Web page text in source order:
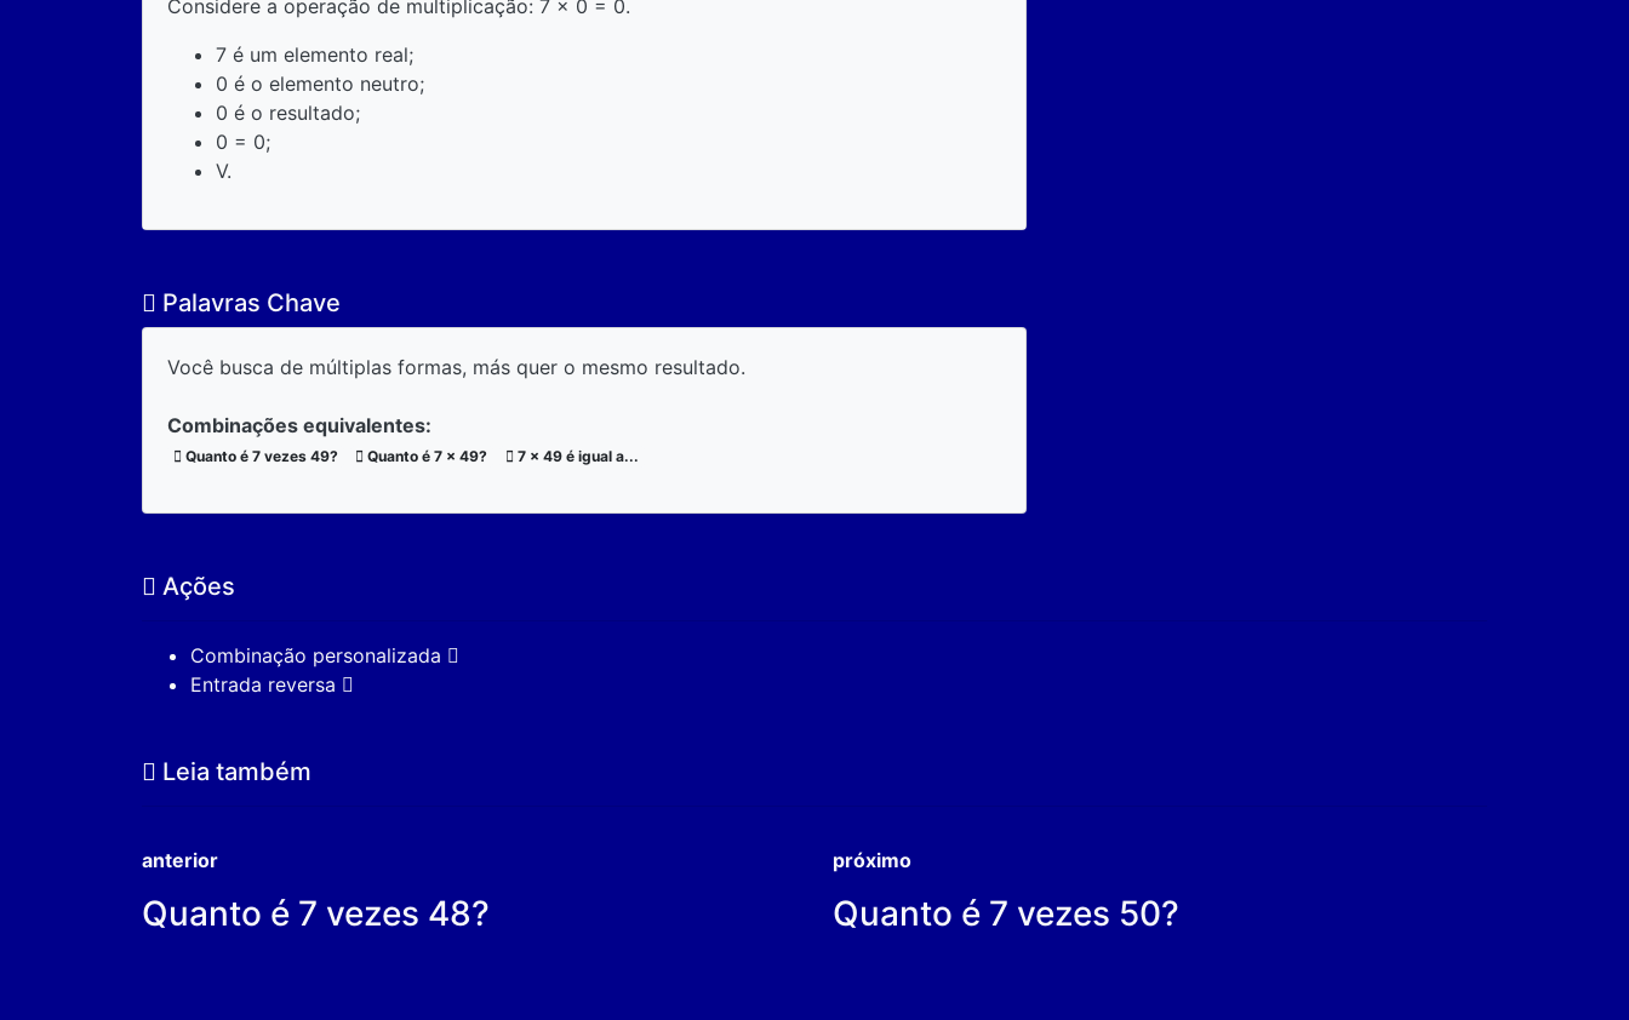
Considere a operação de multiplicação: 7 x 0 = 0.
7 é um elemento real;
0 é o elemento neutro;
0 é o resultado;
0 = 0;
V.
Palavras Chave
Você busca de múltiplas formas, más quer o mesmo resultado.
Combinações equivalentes:
Quanto é 7 vezes 49? Quanto é 7 x 49? 7 x 49 é igual a...
Ações
Combinação personalizada
Entrada reversa
Leia também
anterior
Quanto é 7 vezes 48?
próximo
Quanto é 7 vezes 50?